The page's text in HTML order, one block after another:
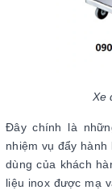
Xe
Đây chính là
nhiệm vụ đẩy
dùng của khách
liệu inox được mạ